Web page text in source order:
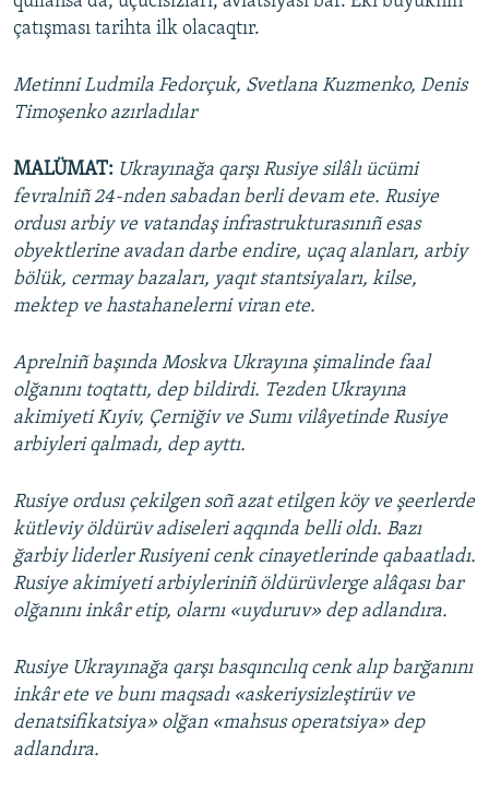
çatışması tarihta ilk olacaqtır.
Metinni Ludmila Fedorçuk, Svetlana Kuzmenko, Denis
Timoşenko azırladılar
MALÜMAT: Ukrayınağa qarşı Rusiye silâlı ücümi
fevralniñ 24-nden sabadan berli devam ete. Rusiye
ordusı arbiy ve vatandaş infrastrukturasınıñ esas
obyektlerine avadan darbe endire, uçaq alanları, arbiy
bölük, cermay bazaları, yaqıt stantsiyaları, kilse,
mektep ve hastahanelerni viran ete.
Aprelniñ başında Moskva Ukrayına şimalinde faal
olğanını toqtattı, dep bildirdi. Tezden Ukrayına
akimiyeti Kıyiv, Çerniğiv ve Sumı vilâyetinde Rusiye
arbiyleri qalmadı, dep ayttı.
Rusiye ordusı çekilgen soñ azat etilgen köy ve şeerlerde
kütleviy öldürüv adiseleri aqqında belli oldı. Bazı
ğarbiy liderler Rusiyeni cenk cinayetlerinde qabaatladı.
Rusiye akimiyeti arbiyleriniñ öldürüvlerge alâqası bar
olğanını inkâr etip, olarnı «uyduruv» dep adlandıra.
Rusiye Ukrayınağa qarşı basqıncılıq cenk alıp barğanını
inkâr ete ve bunı maqsadı «askeriysizleştirüv ve
denatsifikatsiya» olğan «mahsus operatsiya» dep
adlandıra.